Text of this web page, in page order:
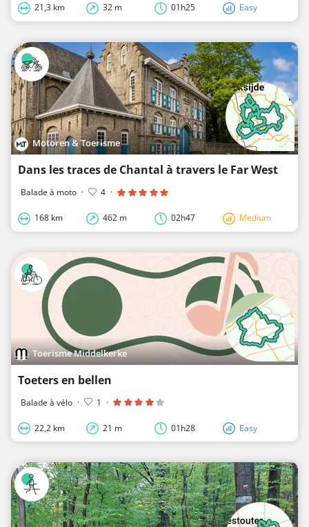
21,3 km 32 m 01h25 Easy
Motoren & Toerisme
Dans les traces de Chantal à travers le Far West
Balade à moto · 4 ·
168 km 462 m 02h47 Medium
Toerisme Middelkerke
Toeters en bellen
Balade à vélo · 1 ·
22,2 km 21 m 01h28 Easy